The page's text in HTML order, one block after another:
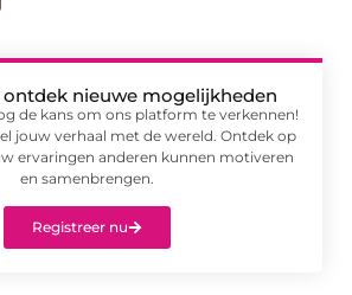
nieuwe mogelijkheden
de kans om ons platform te verkennen!
jouw verhaal met de wereld. Ontdek op
ervaringen anderen kunnen motiveren
en samenbrengen.
Registreer nu